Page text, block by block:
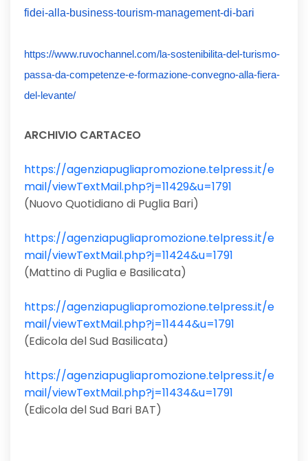
fidei-alla-business-tourism-management-di-bari
https://www.ruvochannel.com/la-sostenibilita-del-turismo-
passa-da-competenze-e-formazione-convegno-alla-fiera-
del-levante/
ARCHIVIO CARTACEO
https://agenziapugliapromozione.telpress.it/e
mail/viewTextMail.php?j=11429&u=1791
(Nuovo Quotidiano di Puglia Bari)
https://agenziapugliapromozione.telpress.it/e
mail/viewTextMail.php?j=11424&u=1791
(Mattino di Puglia e Basilicata)
https://agenziapugliapromozione.telpress.it/e
mail/viewTextMail.php?j=11444&u=1791
(Edicola del Sud Basilicata)
https://agenziapugliapromozione.telpress.it/e
mail/viewTextMail.php?j=11434&u=1791
(Edicola del Sud Bari BAT)